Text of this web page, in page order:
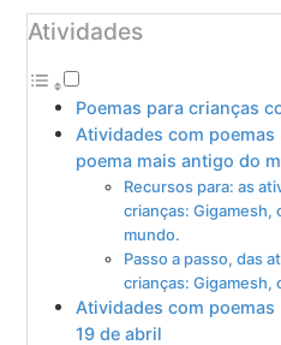
Atividades
Poemas para crianças
Atividades com
poema mais antigo do
Recursos para: as
crianças: Gigamesh,
mundo.
Passo a passo, das
crianças: Gigamesh,
Atividades com
19 de abril